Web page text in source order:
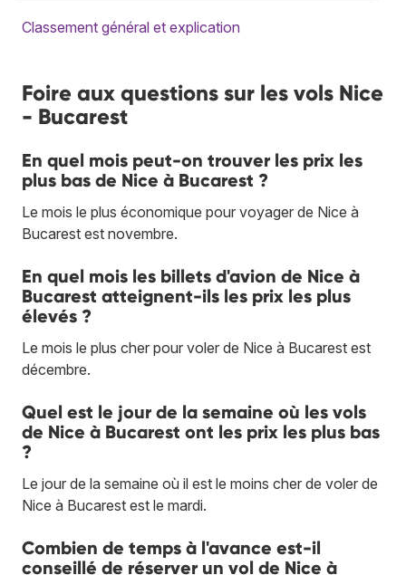
Classement général et explication
Foire aux questions sur les vols Nice
- Bucarest
En quel mois peut-on trouver les prix les
plus bas de Nice à Bucarest ?
Le mois le plus économique pour voyager de Nice à
Bucarest est novembre.
En quel mois les billets d'avion de Nice à
Bucarest atteignent-ils les prix les plus
élevés ?
Le mois le plus cher pour voler de Nice à Bucarest est
décembre.
Quel est le jour de la semaine où les vols
de Nice à Bucarest ont les prix les plus bas
?
Le jour de la semaine où il est le moins cher de voler de
Nice à Bucarest est le mardi.
Combien de temps à l'avance est-il
conseillé de réserver un vol de Nice à